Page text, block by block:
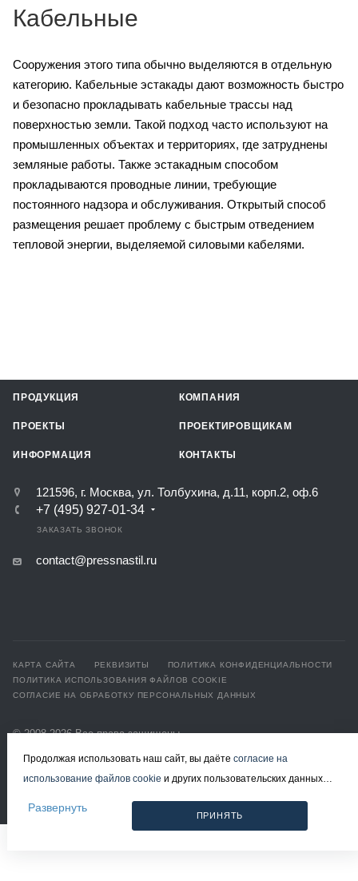
Кабельные
Сооружения этого типа обычно выделяются в отдельную
категорию. Кабельные эстакады дают возможность быстро
и безопасно прокладывать кабельные трассы над
поверхностью земли. Такой подход часто используют на
промышленных объектах и территориях, где затруднены
земляные работы. Также эстакадным способом
прокладываются проводные линии, требующие
постоянного надзора и обслуживания. Открытый способ
размещения решает проблему с быстрым отведением
тепловой энергии, выделяемой силовыми кабелями.
ПРОДУКЦИЯ КОМПАНИЯ
ПРОЕКТЫ ПРОЕКТИРОВЩИКАМ
ИНФОРМАЦИЯ КОНТАКТЫ
121596, г. Москва, ул. Толбухина, д.11, корп.2, оф.6
+7 (495) 927-01-34
ЗАКАЗАТЬ ЗВОНОК
contact@pressnastil.ru
КАРТА САЙТА РЕКВИЗИТЫ
ПОЛИТИКА КОНФИДЕНЦИАЛЬНОСТИ
ПОЛИТИКА ИСПОЛЬЗОВАНИЯ ФАЙЛОВ COOKIE
СОГЛАСИЕ НА ОБРАБОТКУ ПЕРСОНАЛЬНЫХ ДАННЫХ
© 2008-2026 Все права защищены.
Разработка и продвижение - ЭВРИКА
Продолжая использовать наш сайт, вы даётесогласие на
использование файлов cookie и других пользовательских данных
(включая IP-адрес, сведения о местоположении, устройстве,
Развернуть
ПРИНЯТЬ